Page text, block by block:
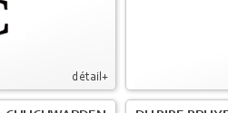
détail+